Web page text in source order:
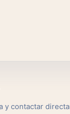
y contactar